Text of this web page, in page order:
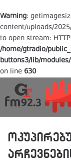
Warning:
content/uploads/
to open stream:
/home/gtradio/
buttons3/lib/
on line 630